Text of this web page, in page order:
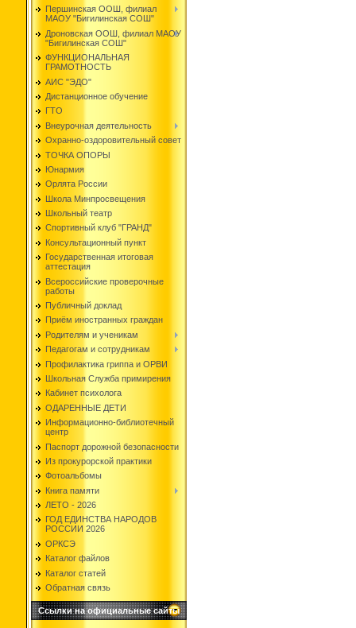
Першинская ООШ, филиал
МАОУ "Бигилинская СОШ"
Дроновская ООШ, филиал МАОУ
"Бигилинская СОШ"
ФУНКЦИОНАЛЬНАЯ
ГРАМОТНОСТЬ
АИС "ЭДО"
Дистанционное обучение
ГТО
Внеурочная деятельность
Охранно-оздоровительный совет
ТОЧКА ОПОРЫ
Юнармия
Орлята России
Школа Минпросвещения
Школьный театр
Спортивный клуб "ГРАНД"
Консультационный пункт
Государственная итоговая
аттестация
Всероссийские проверочные
работы
Публичный доклад
Приём иностранных граждан
Родителям и ученикам
Педагогам и сотрудникам
Профилактика гриппа и ОРВИ
Школьная Служба примирения
Кабинет психолога
ОДАРЕННЫЕ ДЕТИ
Информационно-библиотечный
центр
Паспорт дорожной безопасности
Из прокурорской практики
Фотоальбомы
Книга памяти
ЛЕТО - 2026
ГОД ЕДИНСТВА НАРОДОВ
РОССИИ 2026
ОРКСЭ
Каталог файлов
Каталог статей
Обратная связь
Ссылки на официальные сайты